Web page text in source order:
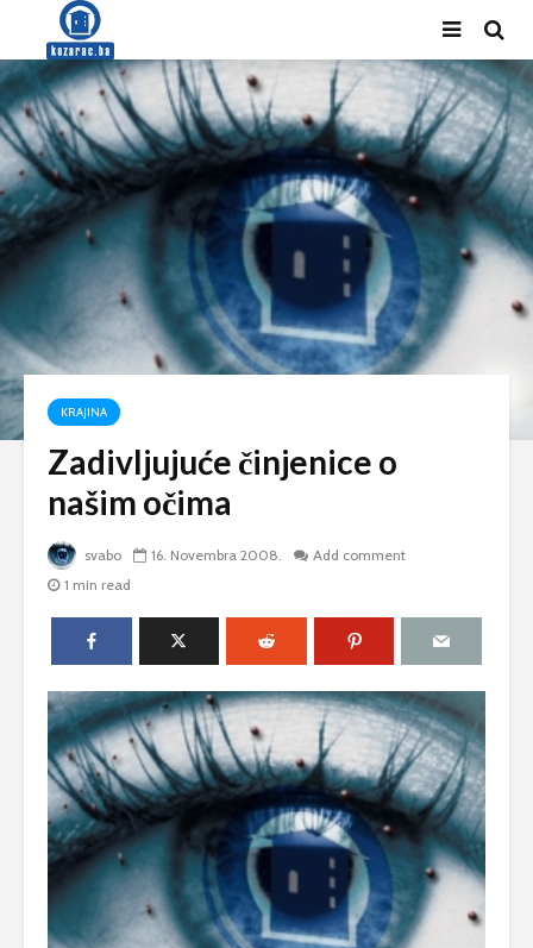
KRAJINA
Zadivljujuće činjenice o
našim očima
svabo 16. Novembra 2008.
Add comment
1 min read